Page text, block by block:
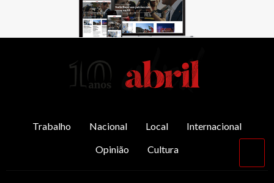
Trabalho Nacional Local
Internacional
Opinião
Cultura